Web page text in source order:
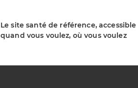
Le site santé de référence, accessible
quand vous voulez, où vous voulez